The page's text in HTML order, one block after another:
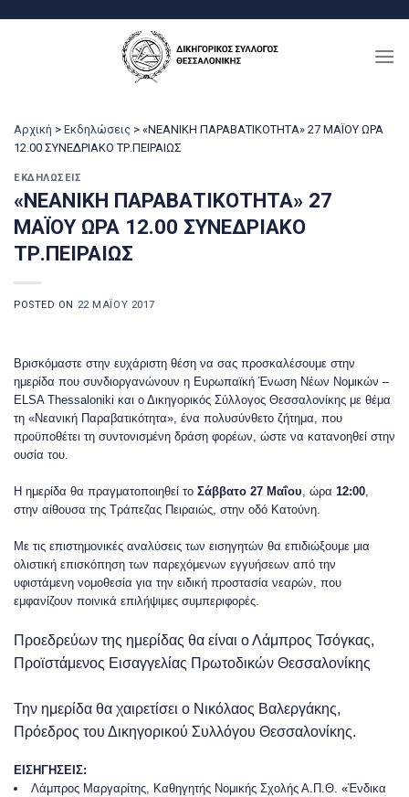
Αρχική > Εκδηλώσεις > «ΝΕΑΝΙΚΗ ΠΑΡΑΒΑΤΙΚΟΤΗΤΑ» 27 ΜΑΪΟΥ ΩΡΑ
12.00 ΣΥΝΕΔΡΙΑΚΟ ΤΡ.ΠΕΙΡΑΙΩΣ
ΕΚΔΗΛΏΣΕΙΣ
«ΝΕΑΝΙΚΗ ΠΑΡΑΒΑΤΙΚΟΤΗΤΑ» 27
ΜΑΪΟΥ ΩΡΑ 12.00 ΣΥΝΕΔΡΙΑΚΟ
ΤΡ.ΠΕΙΡΑΙΩΣ
POSTED ON 22 ΜΑΪ́ΟΥ 2017
Βρισκόμαστε στην ευχάριστη θέση να σας προσκαλέσουμε στην
ημερίδα που συνδιοργανώνουν η Ευρωπαϊκή Ένωση Νέων Νομικών –
ELSA Thessaloniki και ο Δικηγορικός Σύλλογος Θεσσαλονίκης με θέμα
τη «Νεανική Παραβατικότητα», ένα πολυσύνθετο ζήτημα, που
προϋποθέτει τη συντονισμένη δράση φορέων, ώστε να κατανοηθεί στην
ουσία του.
Η ημερίδα θα πραγματοποιηθεί το Σάββατο 27 Μαΐου, ώρα 12:00,
στην αίθουσα της Τράπεζας Πειραιώς, στην οδό Κατούνη.
Με τις επιστημονικές αναλύσεις των εισηγητών θα επιδιώξουμε μια
ολιστική επισκόπηση των παρεχόμενων εγγυήσεων από την
υφιστάμενη νομοθεσία για την ειδική προστασία νεαρών, που
εμφανίζουν ποινικά επιλήψιμες συμπεριφορές.
Προεδρεύων της ημερίδας θα είναι ο Λάμπρος Τσόγκας,
Προϊστάμενος Εισαγγελίας Πρωτοδικών Θεσσαλονίκης
Την ημερίδα θα χαιρετίσει ο Νικόλαος Βαλεργάκης,
Πρόεδρος του Δικηγορικού Συλλόγου Θεσσαλονίκης.
ΕΙΣΗΓΗΣΕΙΣ:
Λάμπρος Μαργαρίτης, Καθηγητής Νομικής Σχολής Α.Π.Θ. «Ένδικα